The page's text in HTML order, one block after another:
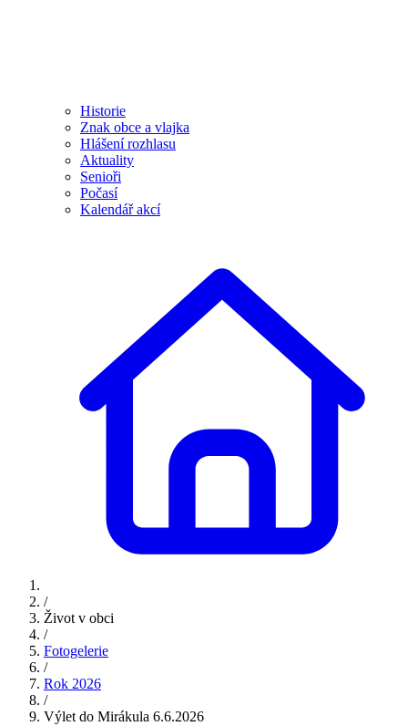
Historie
Znak obce a vlajka
Hlášení rozhlasu
Aktuality
Senioři
Počasí
Kalendář akcí
/
Život v obci
/
Fotogelerie
/
Rok 2026
/
Výlet do Mirákula 6.6.2026